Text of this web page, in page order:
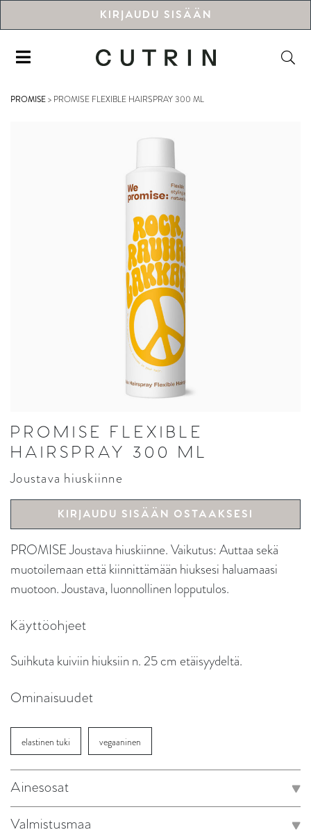
KIRJAUDU SISÄÄN
PROMISE> PROMISE FLEXIBLE HAIRSPRAY 300 ML
PROMISE FLEXIBLE
HAIRSPRAY 300 ML
Joustava hiuskiinne
KIRJAUDU SISÄÄN OSTAAKSESI
PROMISE Joustava hiuskiinne. Vaikutus: Auttaa sekä
muotoilemaan että kiinnittämään hiuksesi haluamaasi
muotoon. Joustava, luonnollinen lopputulos.
Käyttöohjeet
Suihkuta kuiviin hiuksiin n. 25 cm etäisyydeltä.
Ominaisuudet
elastinen tuki vegaaninen
Ainesosat
Valmistusmaa